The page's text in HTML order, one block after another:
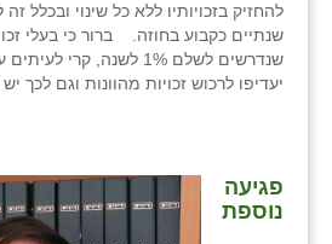
להחזיק בזכויותיו ללא כל שינוי ובכלל
שנתיים כקבוע בחוזה. ברור כי בעלי
שנדרשים לשלם 1% לשנה,
יעדיפו לרכוש זכויות מהוונות וגם לכך
פגיעה
נוספת